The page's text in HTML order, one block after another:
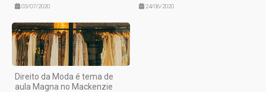
03/07/2020 24/06/2020
Direito da Moda é tema de
aula Magna no Mackenzie